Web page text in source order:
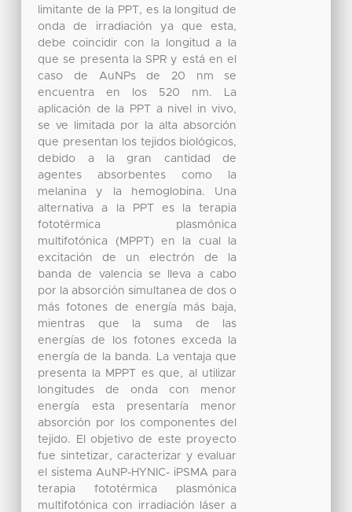
limitante de la PPT, es la longitud de
onda de irradiación ya que esta,
debe coincidir con la longitud a la
que se presenta la SPR y está en el
caso de AuNPs de 20 nm se
encuentra en los 520 nm. La
aplicación de la PPT a nivel in vivo,
se ve limitada por la alta absorción
que presentan los tejidos biológicos,
debido a la gran cantidad de
agentes absorbentes como la
melanina y la hemoglobina. Una
alternativa a la PPT es la terapia
fototérmica plasmónica
multifotónica (MPPT) en la cual la
excitación de un electrón de la
banda de valencia se lleva a cabo
por la absorción simultanea de dos o
más fotones de energía más baja,
mientras que la suma de las
energías de los fotones exceda la
energía de la banda. La ventaja que
presenta la MPPT es que, al utilizar
longitudes de onda con menor
energía esta presentaría menor
absorción por los componentes del
tejido. El objetivo de este proyecto
fue sintetizar, caracterizar y evaluar
el sistema AuNP-HYNIC- iPSMA para
terapia fototérmica plasmónica
multifotónica con irradiación láser a